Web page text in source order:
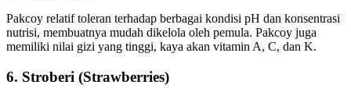
Pakcoy relatif toleran terhadap berbagai kondisi pH dan konsentrasi
nutrisi, membuatnya mudah dikelola oleh pemula. Pakcoy juga
memiliki nilai gizi yang tinggi, kaya akan vitamin A, C, dan K.
6. Stroberi (Strawberries)